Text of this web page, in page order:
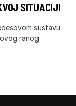
SITUACIJI
sustavu
ranog